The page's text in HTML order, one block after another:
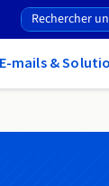
E-mails &